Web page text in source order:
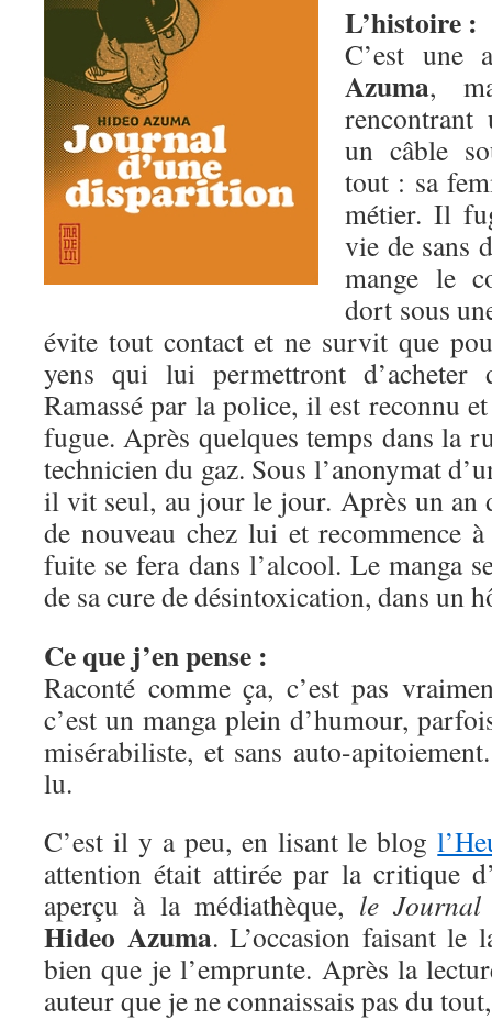
L’histoire :
C’est une
Azuma,
rencontrant
un câble
tout : sa
métier. Il
vie de sans
mange le
dort sous
évite tout contact et ne survit que
yens qui lui permettront d’acheter
Ramassé par la police, il est reconnu
fugue. Après quelques temps dans la
technicien du gaz. Sous l’anonymat
il vit seul, au jour le jour. Après un an
de nouveau chez lui et recommence
fuite se fera dans l’alcool. Le manga
de sa cure de désintoxication, dans un
Ce que j’en pense :
Raconté comme ça, c’est pas
c’est un manga plein d’humour,
misérabiliste, et sans auto-
lu.
C’est il y a peu, en lisant le blog
attention était attirée par la critique
aperçu à la médiathèque, le Journal
Hideo Azuma. L’occasion faisant
bien que je l’emprunte. Après la
auteur que je ne connaissais pas du